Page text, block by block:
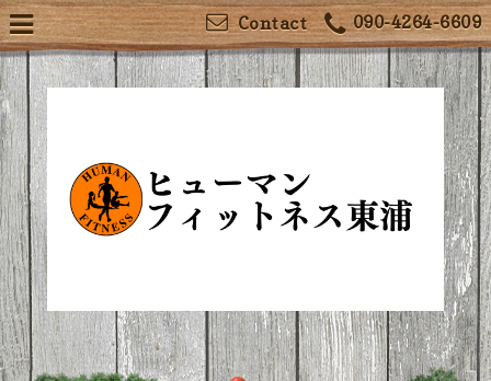
090-4264-6609
Contact